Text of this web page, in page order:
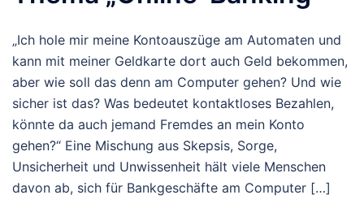
„Ich hole mir meine Kontoauszüge am Automaten und
kann mit meiner Geldkarte dort auch Geld bekommen,
aber wie soll das denn am Computer gehen? Und wie
sicher ist das? Was bedeutet kontaktloses Bezahlen,
könnte da auch jemand Fremdes an mein Konto
gehen?“ Eine Mischung aus Skepsis, Sorge,
Unsicherheit und Unwissenheit hält viele Menschen
davon ab, sich für Bankgeschäfte am Computer […]